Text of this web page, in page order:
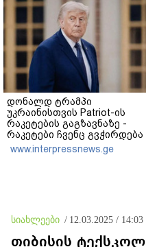
დონალდ ტრამპი
უკრაინისთვის Patriot-ის
რაკეტების გაგზავნაზე -
რაკეტები ჩვენც გვჭირდება
www.interpressnews.ge
სიახლეები / 12.03.2025 / 14:03
თიბისის